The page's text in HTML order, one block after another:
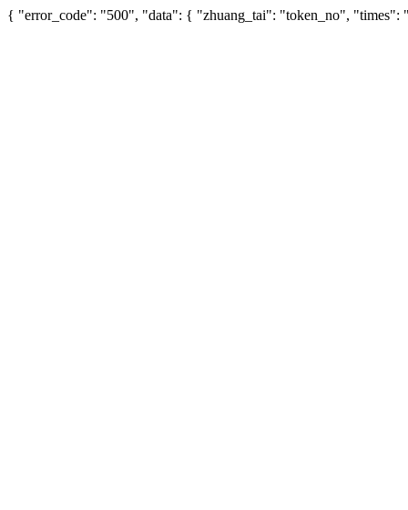
{ "error_code": "500", "data": { "zhuang_tai": "token_no", "times":